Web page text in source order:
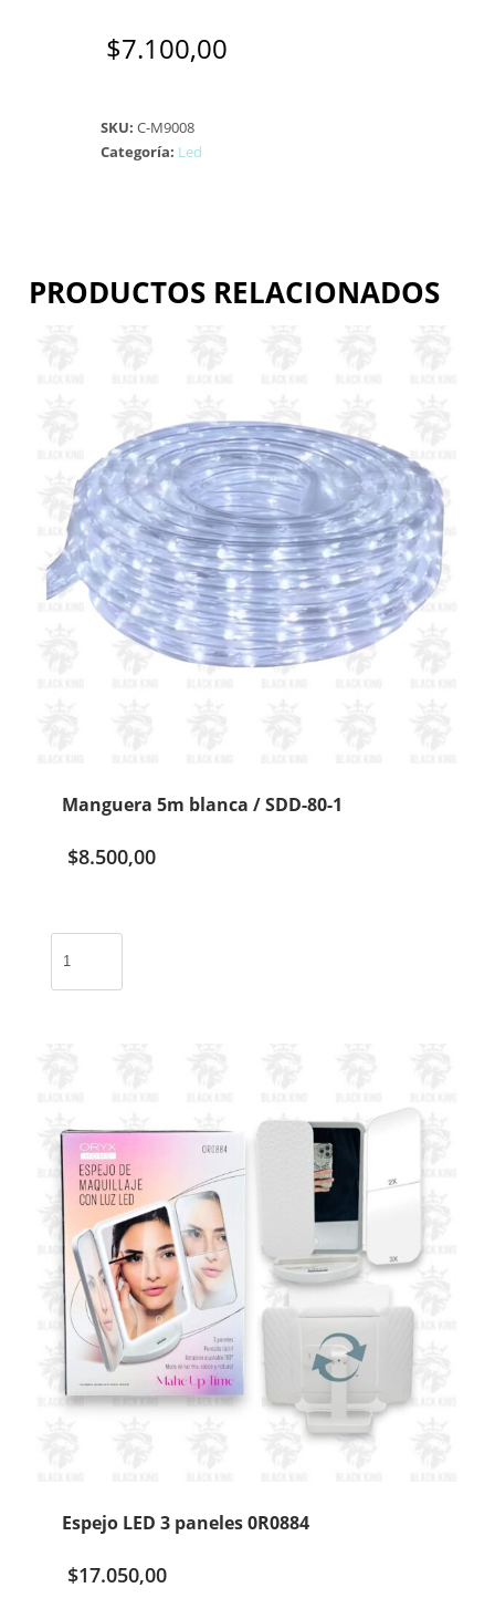
$7.100,00
SKU:C-M9008
Categoría: Led
PRODUCTOS RELACIONADOS
Manguera 5m blanca / SDD-80-1
$8.500,00
blanca
Espejo LED 3 paneles 0R0884
$17.050,00